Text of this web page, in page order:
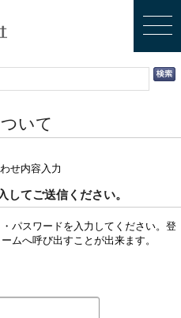
いて
てご送信ください。
パスワードを入力してください。登
ムへ呼び出すことが出来ます。